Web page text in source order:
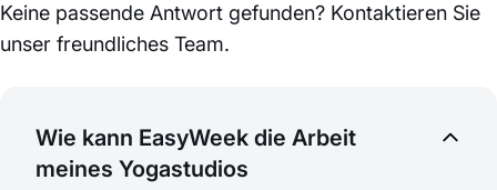
Keine passende Antwort gefunden? Kontaktieren Sie
unser freundliches Team.
Wie kann EasyWeek die Arbeit
meines Yogastudios